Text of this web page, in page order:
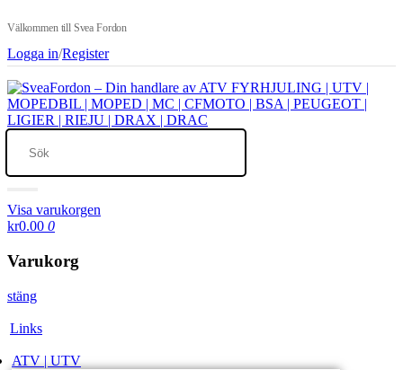
Välkommen till Svea Fordon
Logga in/Register
Visa varukorgen
kr0.00 0
Varukorg
stäng
Links
ATV | UTV